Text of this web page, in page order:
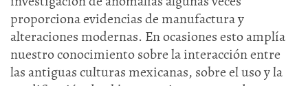
proporciona evidencias de manufactura y
alteraciones modernas. En ocasiones esto amplía
nuestro conocimiento sobre la interacción entre
las antiguas culturas mexicanas, sobre el uso y la